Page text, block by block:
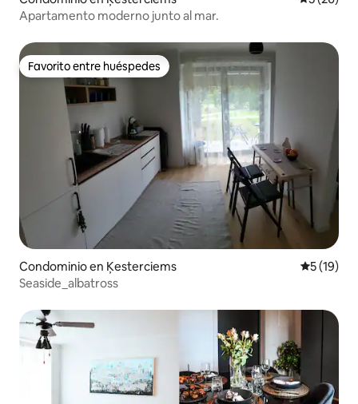
Apartamento moderno junto al mar.
Favorito entre huéspedes
Favorito entre huéspedes
Condominio en Ķesterciems
5 (19)
Seaside_albatross